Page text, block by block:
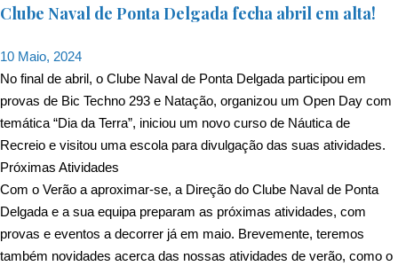
Clube Naval de Ponta Delgada fecha abril em alta!
10 Maio, 2024
No final de abril, o Clube Naval de Ponta Delgada participou em
provas de Bic Techno 293 e Natação, organizou um Open Day com
temática “Dia da Terra”, iniciou um novo curso de Náutica de
Recreio e visitou uma escola para divulgação das suas atividades.
Próximas Atividades
Com o Verão a aproximar-se, a Direção do Clube Naval de Ponta
Delgada e a sua equipa preparam as próximas atividades, com
provas e eventos a decorrer já em maio. Brevemente, teremos
também novidades acerca das nossas atividades de verão, como o